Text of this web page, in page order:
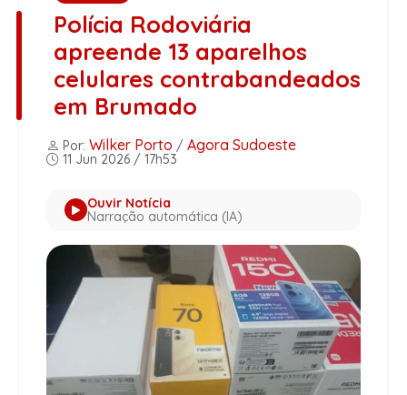
Polícia Rodoviária
apreende 13 aparelhos
celulares contrabandeados
em Brumado
Por: Wilker Porto / Agora Sudoeste
11 Jun 2026 / 17h53
Ouvir Notícia
Narração automática (IA)